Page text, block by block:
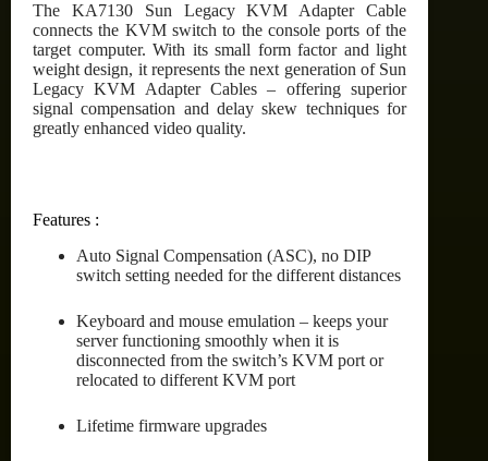
The KA7130 Sun Legacy KVM Adapter Cable
connects the KVM switch to the console ports of the
target computer. With its small form factor and light
weight design, it represents the next generation of Sun
Legacy KVM Adapter Cables – offering superior
signal compensation and delay skew techniques for
greatly enhanced video quality.
Features :
Auto Signal Compensation (ASC), no DIP
switch setting needed for the different distances
Keyboard and mouse emulation – keeps your
server functioning smoothly when it is
disconnected from the switch’s KVM port or
relocated to different KVM port
Lifetime firmware upgrades